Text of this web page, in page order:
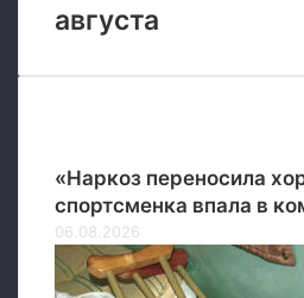
августа
«Наркоз переносила
спортсменка впала в
06.08.2026